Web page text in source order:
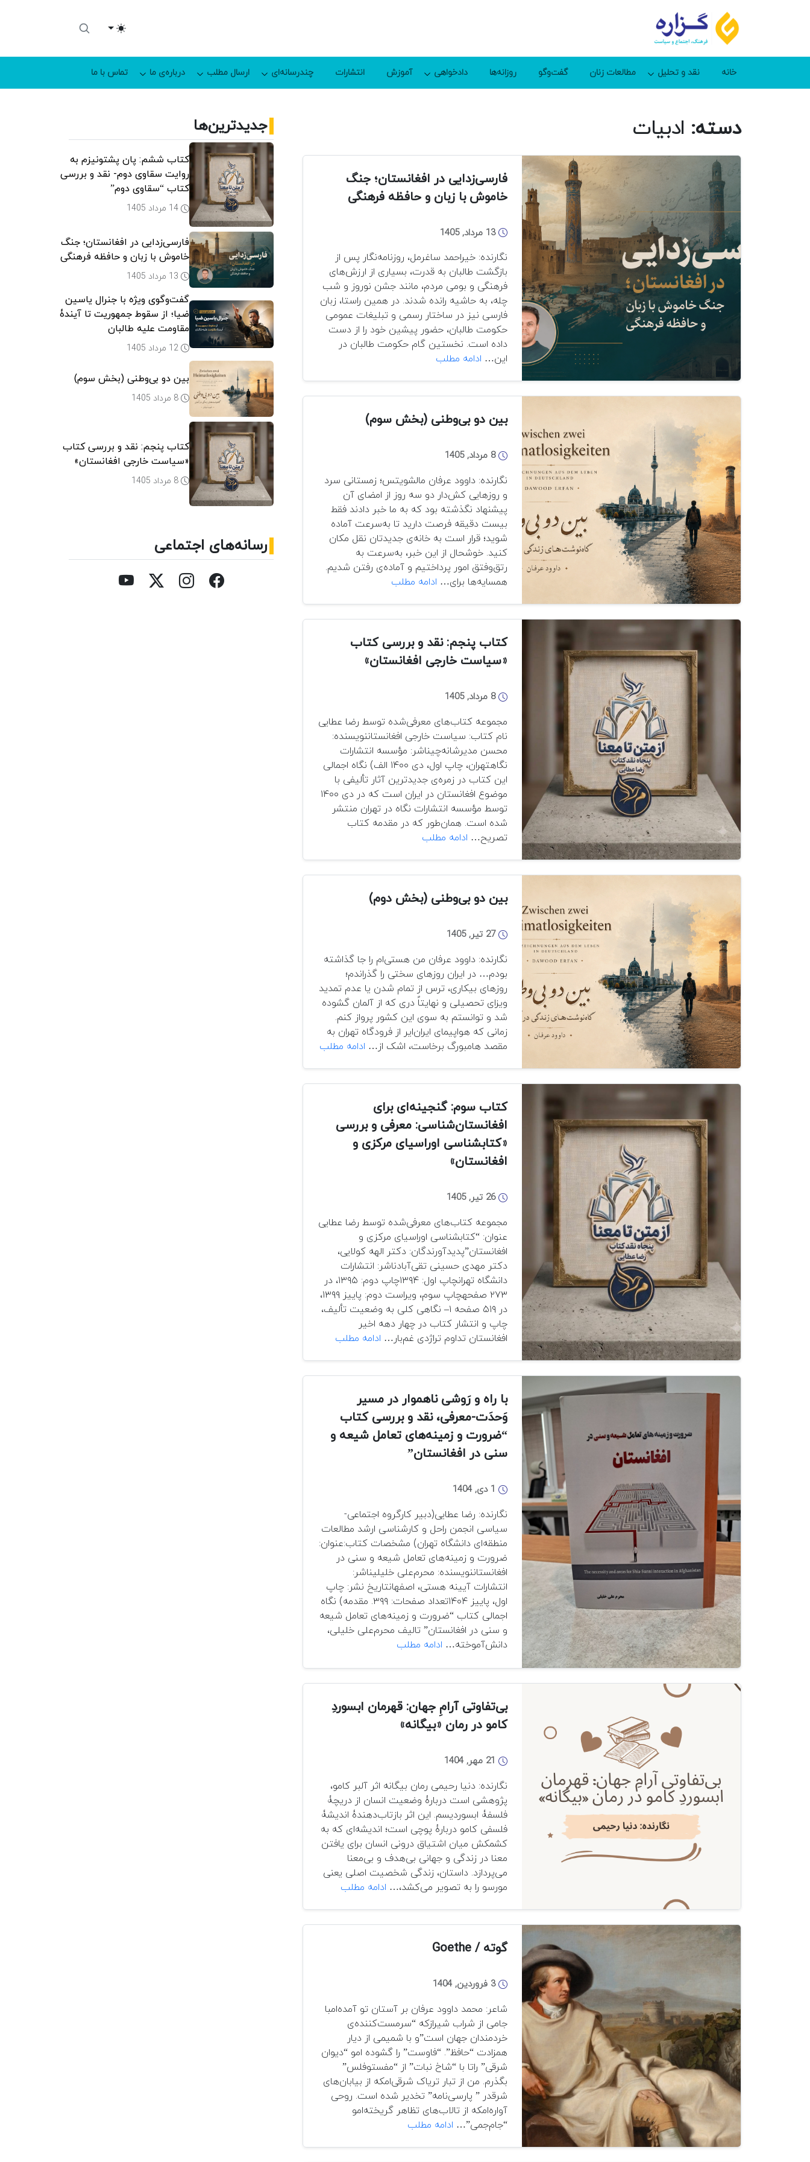
Toggle theme
خانه نقد و تحلیل مطالعات زنان گفت‌وگو روزانه‌ها دادخواهی آموزش انتشارات چندرسانه‌ای ارسال مطلب درباره‌ی ما تماس با ما
دسته: ادبیات
فارسی‌زدایی در افغانستان؛ جنگ
خاموش با زبان و حافظه فرهنگی
13 مرداد, 1405
نگارنده: خیراحمد ساغرمل، روزنامه‌نگار پس از
بازگشت طالبان به قدرت، بسیاری از ارزش‌های
فرهنگی و بومی مردم، مانند جشن نوروز و شب
چله، به حاشیه رانده شدند. در همین راستا، زبان
فارسی نیز در ساختار رسمی و تبلیغات عمومی
حکومت طالبان، حضور پیشین خود را از دست
داده است. نخستین گام حکومت طالبان در
این… ادامه مطلب
خاموش
حافظه
فرهنگی
بین دو بی‌وطنی (بخش سوم)
8 مرداد, 1405
نگارنده: داوود عرفان مالشویتس؛ زمستانی سرد
و روزهایی کش‌دار دو سه روز از امضای آن
پیشنهاد نگذشته بود که به ما خبر دادند فقط
بیست دقیقه فرصت دارید تا به‌سرعت آماده
شوید؛ قرار است به خانه‌ی جدیدتان نقل مکان
کنید. خوشحال از این خبر، به‌سرعت به
رتق‌وفتق امور پرداختیم و آماده‌ی رفتن شدیم.
همسایه‌ها برای… ادامه مطلب
سوم)
کتاب پنجم: نقد و بررسی کتاب
«سیاست خارجی افغانستان»
8 مرداد, 1405
مجموعه کتاب‌های معرفی‌شده توسط رضا عطایی
نام کتاب: سیاست خارجی افغانستاننویسنده:
محسن مدیرشانه‌چیناشر: مؤسسه انتشارات
نگاهتهران، چاپ اول، دی ۱۴۰۰ الف) نگاه اجمالی
این کتاب در زمره‌ی جدیدترین آثار تألیفی با
موضوع افغانستان در ایران است که در دی ۱۴۰۰
توسط مؤسسه انتشارات نگاه در تهران منتشر
شده است. همان‌طور که در مقدمه کتاب
تصریح… ادامه مطلب
بررسی
افغانستان»
بین دو بی‌وطنی (بخش دوم)
27 تیر, 1405
نگارنده: داوود عرفان من هستی‌ام را جا گذاشته
بودم… در ایران روزهای سختی را گذراندم؛
روزهای بیکاری، ترس از تمام شدن یا عدم تمدید
ویزای تحصیلی و نهایتاً دری که از آلمان گشوده
شد و توانستم به سوی این کشور پرواز کنم.
زمانی که هواپیمای ایران‌ایر از فرودگاه تهران به
مقصد هامبورگ برخاست، اشک از… ادامه مطلب
(بخش
کتاب سوم: گنجینه‌ای برای
افغانستان‌شناسی: معرفی و بررسی
«کتابشناسی اوراسیای مرکزی و
افغانستان»
26 تیر, 1405
مجموعه کتاب‌های معرفی‌شده توسط رضا عطایی
عنوان: “کتابشناسی اوراسیای مرکزی و
افغانستان”پدیدآورندگان: دکتر الهه کولایی،
دکتر مهدی حسینی تقی‌آبادناشر: انتشارات
دانشگاه تهرانچاپ اول: ۱۳۹۴چاپ دوم: ۱۳۹۵، در
۲۷۳ صفحهچاپ سوم، ویراست دوم: پاییز ۱۳۹۹،
در ۵۱۹ صفحه ۱– نگاهی کلی به وضعیت تألیف،
چاپ و انتشار کتاب در چهار دهه اخیر
افغانستان تداوم تراژدی غم‌بار… ادامه مطلب
بررسی
با راه و رَوشی ناهموار در مسیر
وَحدَت-معرفی، نقد و بررسی کتاب
“ضرورت و زمینه‌های تعامل شیعه و
سنی در افغانستان”
نگارنده: رضا عطایی(دبیر کارگروه اجتماعی-
سیاسی انجمن راحل و کارشناسی ارشد مطالعات
منطقه‌ای دانشگاه تهران) مشخصات کتاب:عنوان:
ضرورت و زمینه‌های تعامل شیعه و سنی در
افغانستاننویسنده: محرم‌علی خلیلیناشر:
انتشارات آیینه هستی، اصفهانتاریخ نشر: چاپ
اول، پاییز ۱۴۰۴تعداد صفحات: ۳۹۹. مقدمه) نگاه
اجمالی کتاب “ضرورت و زمینه‌های تعامل شیعه
و سنی در افغانستان” تالیف محرم‌علی خلیلی،
دانش‌آموخته… ادامه مطلب
رَوشی
ناهموار
در
و
بررسی
کتاب
“ضرورت
و
زمینه‌های
تعامل
شیعه
بی‌تفاوتی آرامِ جهان: قهرمان ابسوردِ
کامو در رمان «بیگانه»
نگارنده: دنیا رحیمی رمان بیگانه اثر آلبر کامو،
پژوهشی است دربارۀ وضعیت انسان از دریچۀ
فلسفۀ ابسوردیسم. این اثر بازتاب‌دهندۀ اندیشۀ
فلسفی کامو دربارۀ پوچی است؛ اندیشه‌ای که به
کشمکش میان اشتیاق درونی انسان برای یافتن
معنا در زندگی و جهانی بی‌هدف و بی‌معنا
می‌پردازد. داستان، زندگی شخصیت اصلی یعنی
مورسو را به تصویر می‌کشد،… ادامه مطلب
«بیگانه»
گوته / Goethe
3 فروردین, 1404
شاعر: محمد داوود عرفان بر آستان تو آمده‌امبا
جامی از شراب شیرازکه “سرمست‌کننده‌ی
خردمندان جهان است”و با شمیمی از دیار
همزادت “حافظ”. “فاوست” را گشوده امو “دیوان
شرقی” راتا با “شاخ نبات” از “مفستوفلس”
بگذرم. من از تبار تریاک شرقی‌امکه از بیابان‌های
شرقدر ” پارسی‌نامه” تخدیر شده است. روحی
آواره‌امکه از تالاب‌های تظاهر گریخته‌امو
“جام‌جمی”… ادامه مطلب
جدیدترین‌ها
کتاب ششم: پان پشتونیزم به
روایت سقاوی دوم- نقد و بررسی
کتاب “سقاوی دوم”
فارسی‌زدایی در افغانستان؛ جنگ
خاموش با زبان و حافظه فرهنگی
گفت‌وگوی ویژه با جنرال یاسین
ضیا؛ از سقوط جمهوریت تا آیندۀ
مقاومت علیه طالبان
بین دو بی‌وطنی (بخش سوم)
کتاب پنجم: نقد و بررسی کتاب
«سیاست خارجی افغانستان»
رسانه‌های اجتماعی